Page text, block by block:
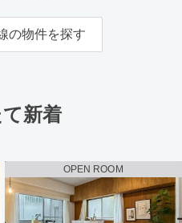
の物件を探す
新着
OPEN ROOM